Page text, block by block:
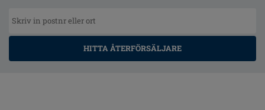
HITTA ÅTERFÖRSÄLJARE